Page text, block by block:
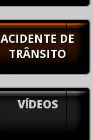
ACIDENTE DE
TRÂNSITO
VÍDEOS